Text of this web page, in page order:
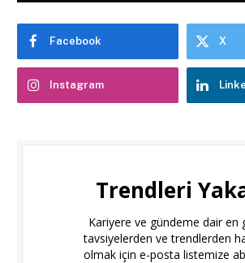
Facebook X
Instagram
Trendleri
Kariyere ve gündeme dair en
tavsiyelerden ve trendlerden
olmak için e-posta listemize